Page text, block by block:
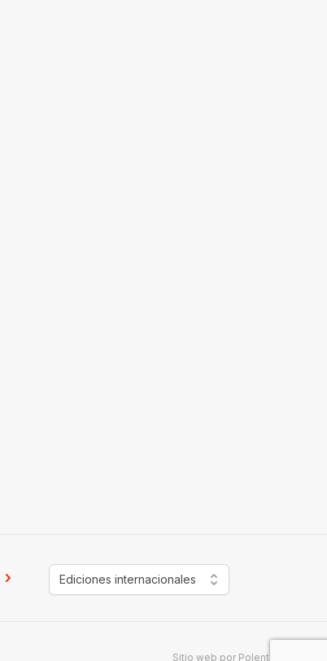
Ediciones internacionales
Sitio web por Polenta